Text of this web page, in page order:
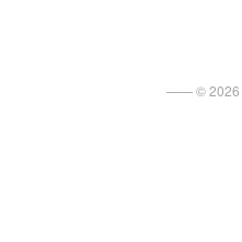
—— ©2026